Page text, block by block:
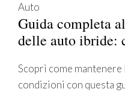
Auto
Guida completa
delle auto ibride:
Scopri come
condizioni con questa